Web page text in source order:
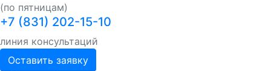
(по пятницам)
+7 (831) 202-15-10
линия консультаций
Оставить заявку